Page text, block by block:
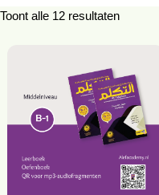
Toont alle 12 resultaten